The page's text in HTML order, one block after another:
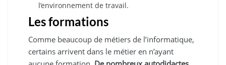
l’environnement de travail.
Les formations
Comme beaucoup de métiers de l’informatique,
certains arrivent dans le métier en n’ayant